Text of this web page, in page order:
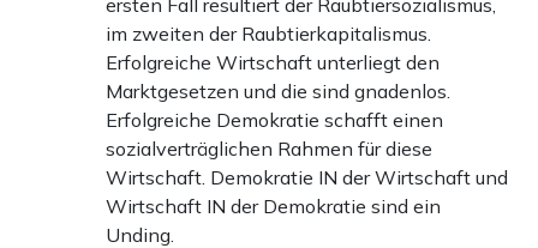
im zweiten der Raubtierkapitalismus.
Erfolgreiche Wirtschaft unterliegt den
Marktgesetzen und die sind gnadenlos.
Erfolgreiche Demokratie schafft einen
sozialverträglichen Rahmen für diese
Wirtschaft. Demokratie IN der Wirtschaft und
Wirtschaft IN der Demokratie sind ein
Unding.